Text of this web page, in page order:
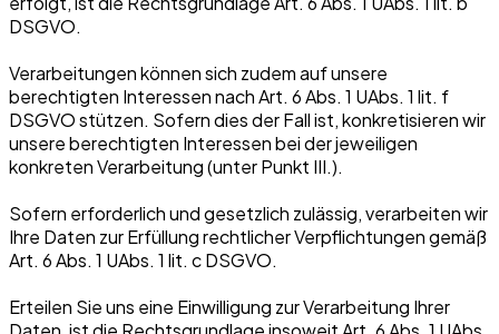
DSGVO.
Verarbeitungen können sich zudem auf unsere
berechtigten Interessen nach Art. 6 Abs. 1 UAbs. 1 lit. f
DSGVO stützen. Sofern dies der Fall ist, konkretisieren wir
unsere berechtigten Interessen bei der jeweiligen
konkreten Verarbeitung (unter Punkt III.).
Sofern erforderlich und gesetzlich zulässig, verarbeiten wir
Ihre Daten zur Erfüllung rechtlicher Verpflichtungen gemäß
Art. 6 Abs. 1 UAbs. 1 lit. c DSGVO.
Erteilen Sie uns eine Einwilligung zur Verarbeitung Ihrer